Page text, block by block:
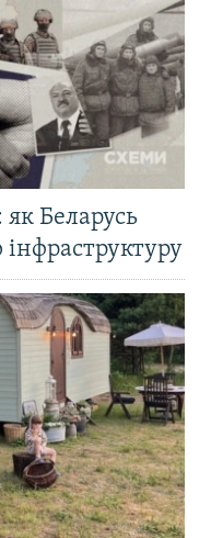
Беларусь
інфраструктуру